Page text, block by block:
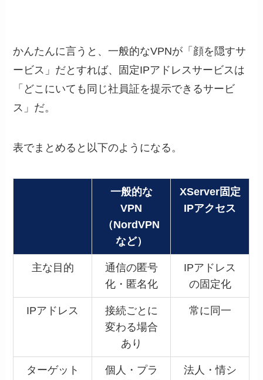
かんたんに言うと、一般的なVPNが「顔を隠すサ
ービス」だとすれば、固定IPアドレスサービスは
「どこにいても同じ社員証を提示できるサービ
ス」だ。
表でまとめると以下のようになる。
一般的な
VPN
（NordVPN
など）
XServer固定
IPアクセス
主な目的
通信の匿号
化・匿名化
IPアドレス
の固定化
IPアドレス
接続ごとに
変わる場合
あり
常に同一
ターゲット
個人・プラ
法人・情シ